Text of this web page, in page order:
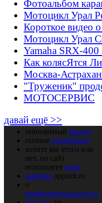
Фотоальбом
Мотоцикл Урал
Короткое видео
Мотоцикл Урал
Yamaha SRX-400
Как колясЯтся
Москва-
"Труженик"
МОТОСЕРВИС
давай ещё >>
оппозитный форум
полное оглавление
хотите вы этого или
нет, но сайт
использует куки
закрома oppozit.ru
о
конфиденциальности